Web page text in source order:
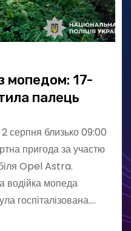
мопедом: 17-
палець
серпня близько 09:00
пригода за участю
Opel Astra.
водійка мопеда
госпіталізована.…